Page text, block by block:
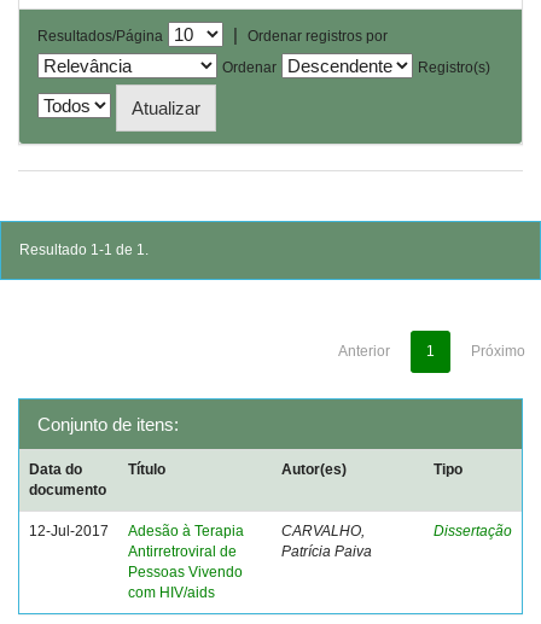
Resultados/Página |
Ordenar registros por
Ordenar
Registro(s)
Resultado 1-1 de 1.
Anterior 1 Próximo
Conjunto de itens:
Data do
documento
Título Autor(es) Tipo
12-Jul-2017
Adesão à Terapia
Antirretroviral de
Pessoas Vivendo
com HIV/aids
CARVALHO,
Patrícia Paiva
Dissertação